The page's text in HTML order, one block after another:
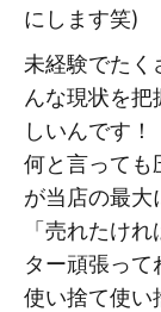
にします笑)
未経験でたく
んな現状を
しいんです！
何と言っても
が当店の最大
「売れたけ
ター頑張って
使い捨て使い